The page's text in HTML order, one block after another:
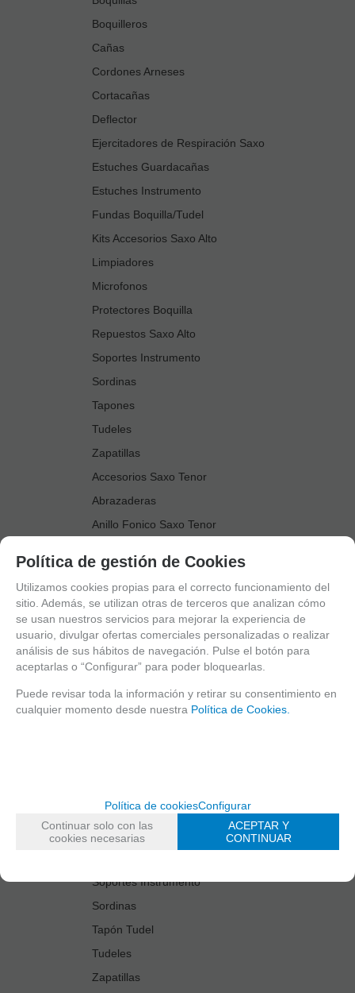
Boquilleros
Cañas
Cordones Arneses
Cortacañas
Deflector
Ejercitadores de Respiración Saxo
Estuches Guardacañas
Estuches Instrumento
Fundas Boquilla/Tudel
Kits Accesorios Saxo Alto
Limpiadores
Microfonos
Protectores Boquilla
Repuestos Saxo Alto
Soportes Instrumento
Sordinas
Tapones
Tudeles
Zapatillas
Accesorios Saxo Tenor
Abrazaderas
Anillo Fonico Saxo Tenor
Boquillas
Boquilleros
Cañas
Cortacañas
Deflector Saxo Tenor
Estuches Guardacañas
Limpiadores
Protectores Boquilla
Soportes Instrumento
Sordinas
Tapón Tudel
Tudeles
Zapatillas
Política de gestión de Cookies
Utilizamos cookies propias para el correcto funcionamiento del
sitio. Además, se utilizan otras de terceros que analizan cómo
se usan nuestros servicios para mejorar la experiencia de
usuario, divulgar ofertas comerciales personalizadas o realizar
análisis de sus hábitos de navegación. Pulse el botón para
aceptarlas o “Configurar” para poder bloquearlas.
Puede revisar toda la información y retirar su consentimiento en
cualquier momento desde nuestra Política de Cookies.
Política de cookiesConfigurar
Continuar solo con las
cookies necesarias
ACEPTAR Y
CONTINUAR